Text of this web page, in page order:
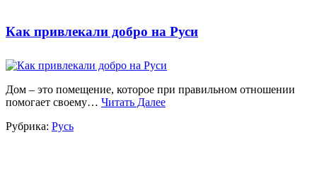
Как привлекали добро на Руси
Дом – это помещение, которое при правильном отношении
помогает своему… Читать Далее
Рубрика: Русь